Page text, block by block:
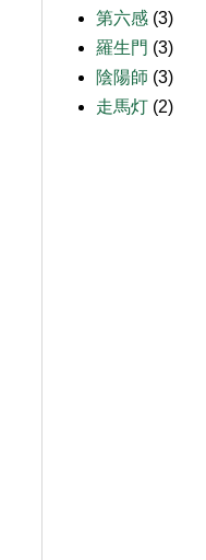
第六感 (3)
羅生門 (3)
陰陽師 (3)
走馬灯 (2)